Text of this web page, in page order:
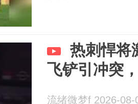
热刺悍将
飞铲引冲突
流绪微梦f 2026-08-